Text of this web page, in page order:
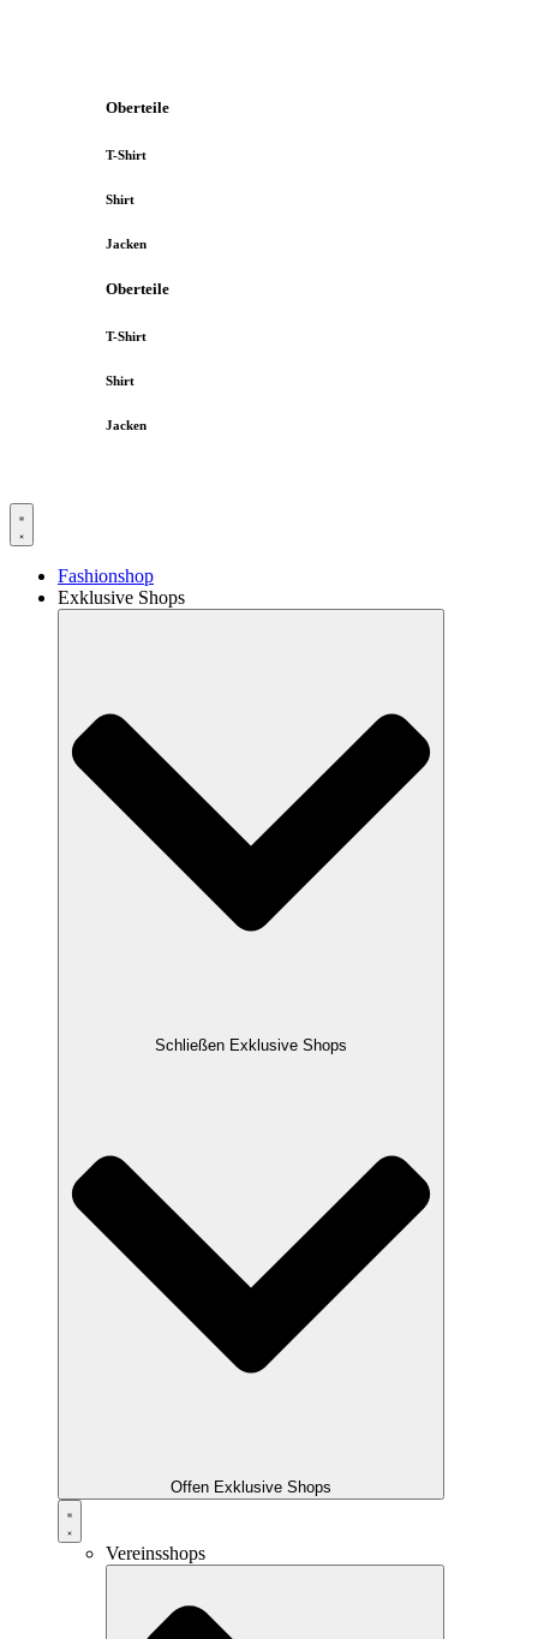
Oberteile
T-Shirt
Shirt
Jacken
Oberteile
T-Shirt
Shirt
Jacken
Fashionshop
Exklusive Shops
Schließen Exklusive Shops
Offen Exklusive Shops
Vereinsshops